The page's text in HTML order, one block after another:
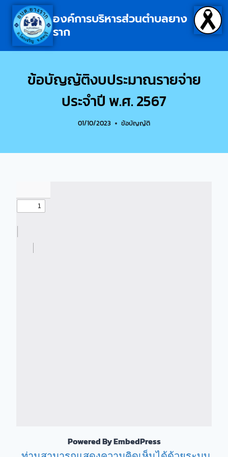
องค์การบริหารส่วนตำบลยาง
ราก
ข้อบัญญัติงบประมาณรายจ่าย
ประจำปี พ.ศ. 2567
01/10/2023 ข้อบัญญัติ
Powered By EmbedPress